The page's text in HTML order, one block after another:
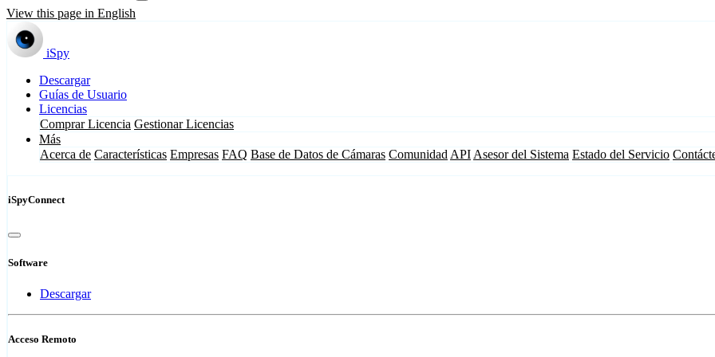
View this page in English
iSpy
Descargar
Guías de Usuario
Licencias
Comprar Licencia Gestionar Licencias
Más
Acerca de Características Empresas FAQ Base de Datos de Cámaras Comunidad API Asesor del Sistema Estado del Servicio
iSpyConnect
Software
Descargar
Acceso Remoto